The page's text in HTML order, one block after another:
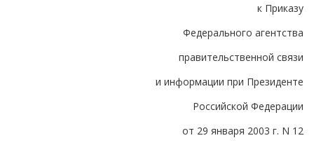
к Приказу
Федерального агентства
правительственной связи
и информации при Президенте
Российской Федерации
от 29 января 2003 г. N 12